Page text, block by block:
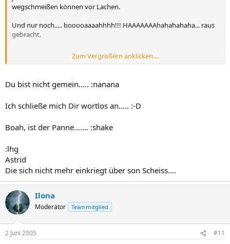
wegschmeißen können vor Lachen.
Und nur noch..... booooaaaahhhh!!! HAAAAAAAhahahahaha... raus
gebracht.
Bin ich gemein? :-D
Zum Vergrößern anklicken....
Du bist nicht gemein..... :nanana
Ich schließe mich Dir wortlos an..... :-D
Boah, ist der Panne....... :shake
:lhg
Astrid
Die sich nicht mehr einkriegt über son Scheiss....
Ilona
Moderator Teammitglied
2 Juni 2005 #11